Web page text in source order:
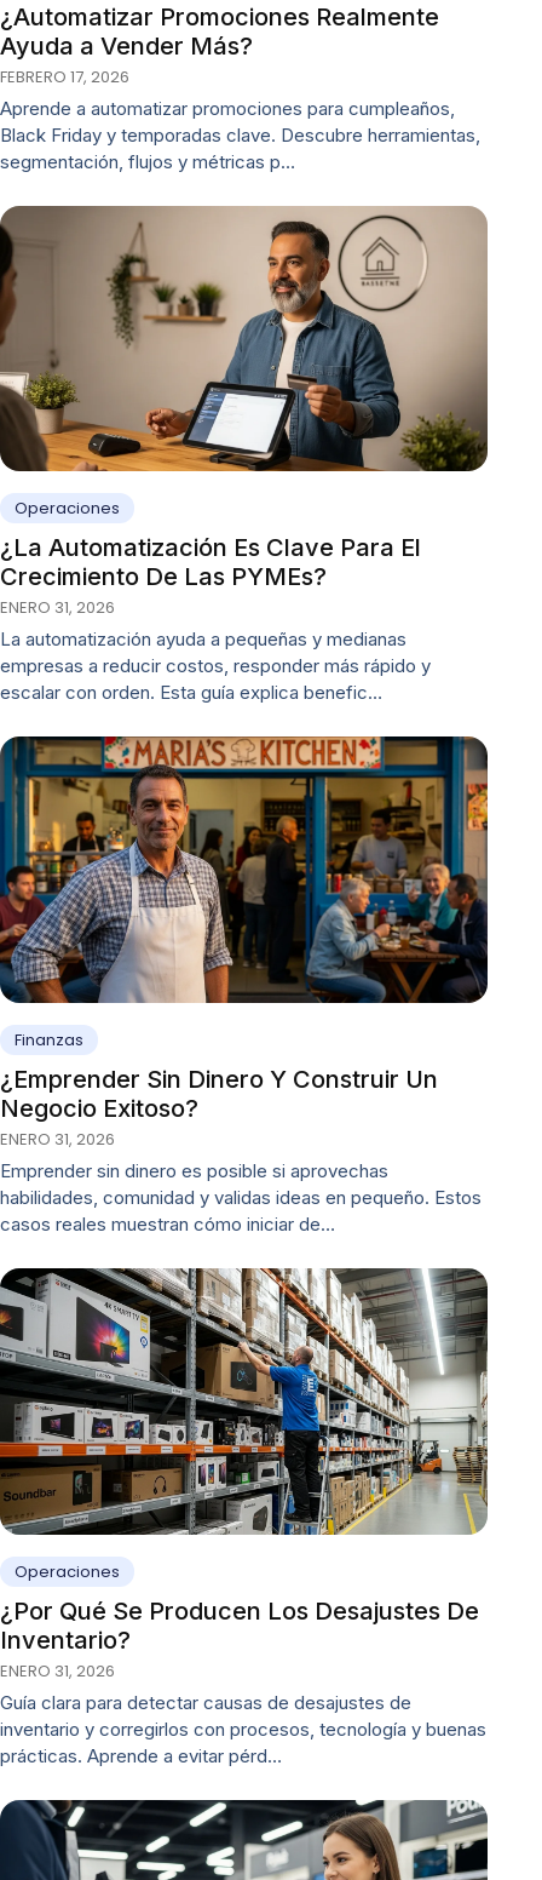
¿Automatizar Promociones Realmente
Ayuda a Vender Más?
FEBRERO 17, 2026
Aprende a automatizar promociones para cumpleaños,
Black Friday y temporadas clave. Descubre herramientas,
segmentación, flujos y métricas p…
Operaciones
¿La Automatización Es Clave Para El
Crecimiento De Las PYMEs?
ENERO 31, 2026
La automatización ayuda a pequeñas y medianas
empresas a reducir costos, responder más rápido y
escalar con orden. Esta guía explica benefic…
Finanzas
¿Emprender Sin Dinero Y Construir Un
Negocio Exitoso?
ENERO 31, 2026
Emprender sin dinero es posible si aprovechas
habilidades, comunidad y validas ideas en pequeño. Estos
casos reales muestran cómo iniciar de…
Operaciones
¿Por Qué Se Producen Los Desajustes De
Inventario?
ENERO 31, 2026
Guía clara para detectar causas de desajustes de
inventario y corregirlos con procesos, tecnología y buenas
prácticas. Aprende a evitar pérd…